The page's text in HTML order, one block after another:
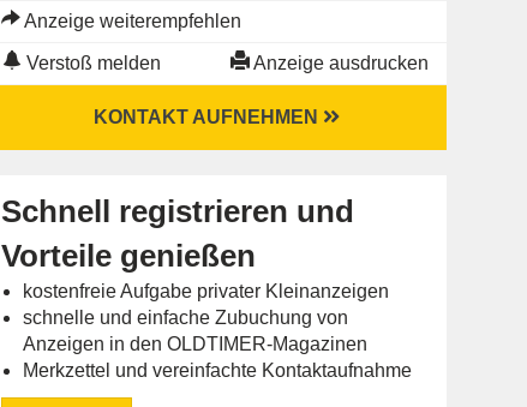
Anzeige weiterempfehlen
Verstoß melden Anzeige ausdrucken
KONTAKT AUFNEHMEN
Schnell registrieren und
Vorteile genießen
kostenfreie Aufgabe privater Kleinanzeigen
schnelle und einfache Zubuchung von
Anzeigen in den OLDTIMER-Magazinen
Merkzettel und vereinfachte Kontaktaufnahme